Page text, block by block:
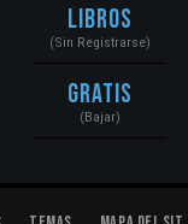
Libros
(Sin Registrarse)
Gratis
(Bajar)